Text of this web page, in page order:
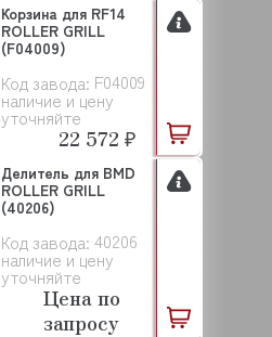
Код завода: F04009
наличие и цену
уточняйте
Корзина для RF14
ROLLER GRILL
(F04009)
22 572 ₽
Код завода: 40206
наличие и цену
уточняйте
Делитель для BMD
ROLLER GRILL
(40206)
Цена по
запросу